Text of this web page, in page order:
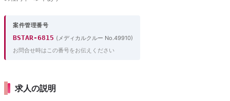
案件管理番号
BSTAR-6815 (メディカルクルー No.49910)
お問合せ時はこの番号をお伝えください
求人の説明